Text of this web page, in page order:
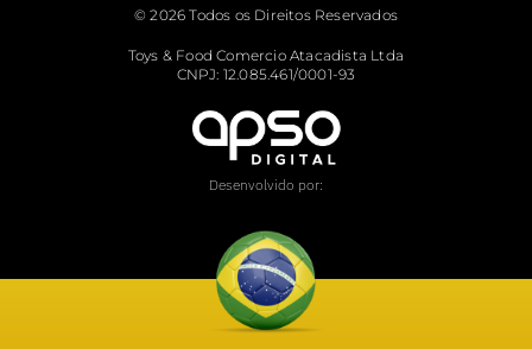
© 2026 Todos os Direitos Reservados
Toys & Food Comercio Atacadista Ltda
CNPJ: 12.085.461/0001-93
Desenvolvido por: